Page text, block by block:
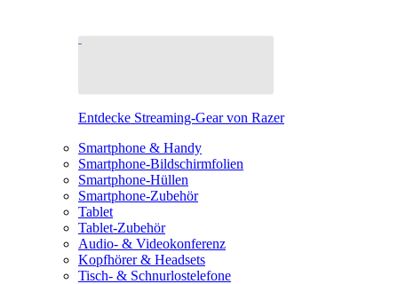
Entdecke Streaming-Gear von Razer
Smartphone & Handy
Smartphone-Bildschirmfolien
Smartphone-Hüllen
Smartphone-Zubehör
Tablet
Tablet-Zubehör
Audio- & Videokonferenz
Kopfhörer & Headsets
Tisch- & Schnurlostelefone